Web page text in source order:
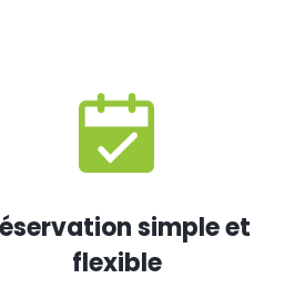
simple et
flexible